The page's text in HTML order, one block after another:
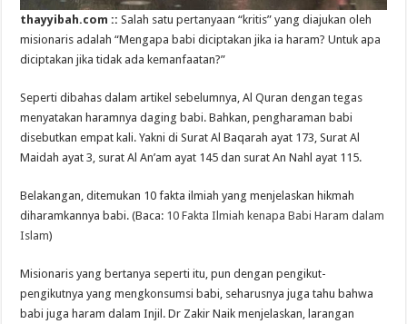
thayyibah.com ::Salah satu pertanyaan “kritis” yang diajukan oleh
misionaris adalah “Mengapa babi diciptakan jika ia haram? Untuk apa
diciptakan jika tidak ada kemanfaatan?”
Seperti dibahas dalam artikel sebelumnya, Al Quran dengan tegas
menyatakan haramnya daging babi. Bahkan, pengharaman babi
disebutkan empat kali. Yakni di Surat Al Baqarah ayat 173, Surat Al
Maidah ayat 3, surat Al An’am ayat 145 dan surat An Nahl ayat 115.
Belakangan, ditemukan 10 fakta ilmiah yang menjelaskan hikmah
diharamkannya babi. (Baca: 10 Fakta Ilmiah kenapa Babi Haram dalam
Islam)
Misionaris yang bertanya seperti itu, pun dengan pengikut-
pengikutnya yang mengkonsumsi babi, seharusnya juga tahu bahwa
babi juga haram dalam Injil. Dr Zakir Naik menjelaskan, larangan